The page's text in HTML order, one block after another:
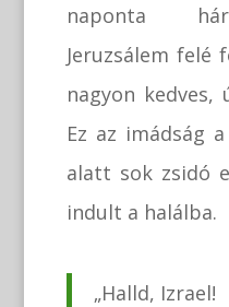
naponta
Jeruzsálem felé
nagyon
Ez az imádság a
alatt sok zsidó
indult a halálba.
„Halld, Izrael!